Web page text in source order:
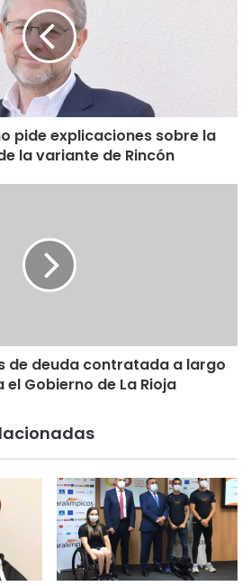
pide explicaciones sobre la
la variante de Rincón
de deuda contratada a largo
Gobierno de La Rioja